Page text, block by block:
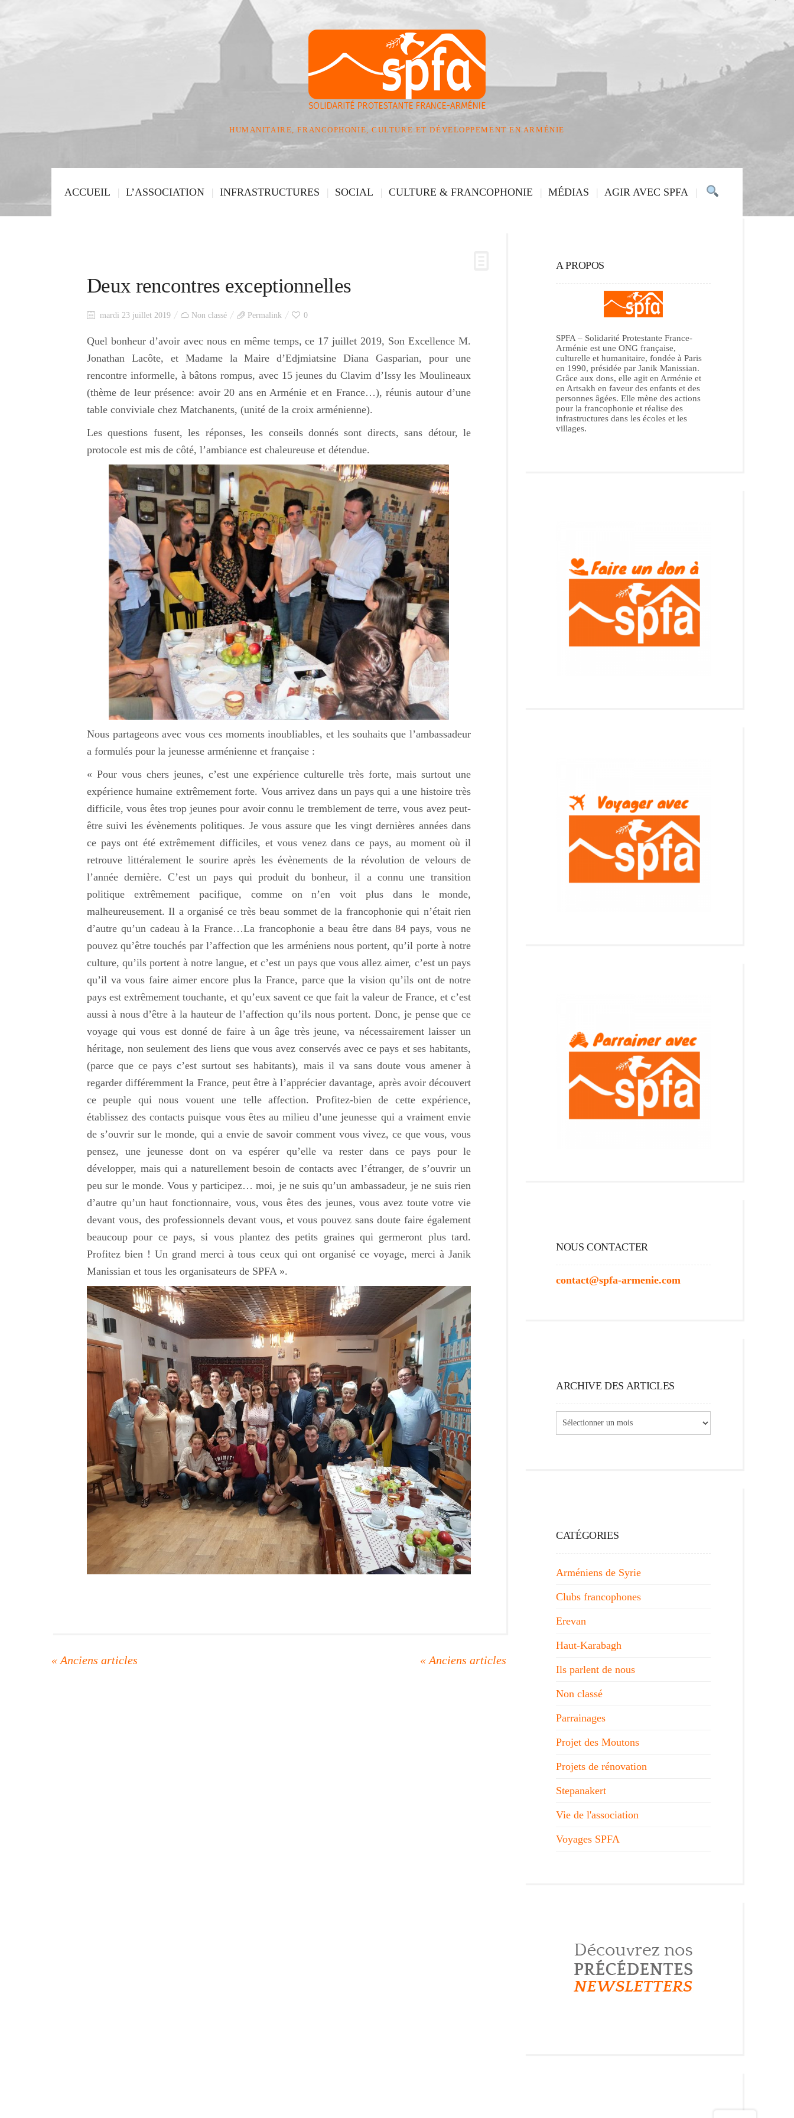
HUMANITAIRE, FRANCOPHONIE, CULTURE ET DÉVELOPPEMENT EN ARMÉNIE
ACCUEIL L’ASSOCIATION INFRASTRUCTURES SOCIAL CULTURE & FRANCOPHONIE MÉDIAS AGIR AVEC SPFA
Deux rencontres exceptionnelles
mardi 23 juillet 2019 Non classé Permalink 0
Quel bonheur d’avoir avec nous en même temps, ce 17 juillet 2019, Son Excellence M.
Jonathan Lacôte, et Madame la Maire d’Edjmiatsine Diana Gasparian, pour une
rencontre informelle, à bâtons rompus, avec 15 jeunes du Clavim d’Issy les Moulineaux
(thème de leur présence: avoir 20 ans en Arménie et en France…), réunis autour d’une
table conviviale chez Matchanents, (unité de la croix arménienne).
Les questions fusent, les réponses, les conseils donnés sont directs, sans détour, le
protocole est mis de côté, l’ambiance est chaleureuse et détendue.
Nous partageons avec vous ces moments inoubliables, et les souhaits que l’ambassadeur
a formulés pour la jeunesse arménienne et française :
« Pour vous chers jeunes, c’est une expérience culturelle très forte, mais surtout une
expérience humaine extrêmement forte. Vous arrivez dans un pays qui a une histoire très
difficile, vous êtes trop jeunes pour avoir connu le tremblement de terre, vous avez peut-
être suivi les évènements politiques. Je vous assure que les vingt dernières années dans
ce pays ont été extrêmement difficiles, et vous venez dans ce pays, au moment où il
retrouve littéralement le sourire après les évènements de la révolution de velours de
l’année dernière. C’est un pays qui produit du bonheur, il a connu une transition
politique extrêmement pacifique, comme on n’en voit plus dans le monde,
malheureusement. Il a organisé ce très beau sommet de la francophonie qui n’était rien
d’autre qu’un cadeau à la France…La francophonie a beau être dans 84 pays, vous ne
pouvez qu’être touchés par l’affection que les arméniens nous portent, qu’il porte à notre
culture, qu’ils portent à notre langue, et c’est un pays que vous allez aimer, c’est un pays
qu’il va vous faire aimer encore plus la France, parce que la vision qu’ils ont de notre
pays est extrêmement touchante, et qu’eux savent ce que fait la valeur de France, et c’est
aussi à nous d’être à la hauteur de l’affection qu’ils nous portent. Donc, je pense que ce
voyage qui vous est donné de faire à un âge très jeune, va nécessairement laisser un
héritage, non seulement des liens que vous avez conservés avec ce pays et ses habitants,
(parce que ce pays c’est surtout ses habitants), mais il va sans doute vous amener à
regarder différemment la France, peut être à l’apprécier davantage, après avoir découvert
ce peuple qui nous vouent une telle affection. Profitez-bien de cette expérience,
établissez des contacts puisque vous êtes au milieu d’une jeunesse qui a vraiment envie
de s’ouvrir sur le monde, qui a envie de savoir comment vous vivez, ce que vous, vous
pensez, une jeunesse dont on va espérer qu’elle va rester dans ce pays pour le
développer, mais qui a naturellement besoin de contacts avec l’étranger, de s’ouvrir un
peu sur le monde. Vous y participez… moi, je ne suis qu’un ambassadeur, je ne suis rien
d’autre qu’un haut fonctionnaire, vous, vous êtes des jeunes, vous avez toute votre vie
devant vous, des professionnels devant vous, et vous pouvez sans doute faire également
beaucoup pour ce pays, si vous plantez des petits graines qui germeront plus tard.
Profitez bien ! Un grand merci à tous ceux qui ont organisé ce voyage, merci à Janik
Manissian et tous les organisateurs de SPFA ».
A PROPOS
SPFA – Solidarité Protestante France-
Arménie est une ONG française,
culturelle et humanitaire, fondée à Paris
en 1990, présidée par Janik Manissian.
Grâce aux dons, elle agit en Arménie et
en Artsakh en faveur des enfants et des
personnes âgées. Elle mène des actions
pour la francophonie et réalise des
infrastructures dans les écoles et les
villages.
NOUS CONTACTER
contact@spfa-armenie.com
ARCHIVE DES ARTICLES
des
CATÉGORIES
Arméniens de Syrie
Clubs francophones
Erevan
Haut-Karabagh
Ils parlent de nous
Non classé
Parrainages
Projet des Moutons
Projets de rénovation
Stepanakert
Vie de l'association
Voyages SPFA